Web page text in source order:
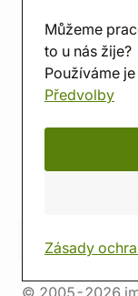
Můžeme
to u nás žije?
Používáme
Předvolby
Zásady
Prodejna
Herna
O nás
Hodnocení
© 2005-2026